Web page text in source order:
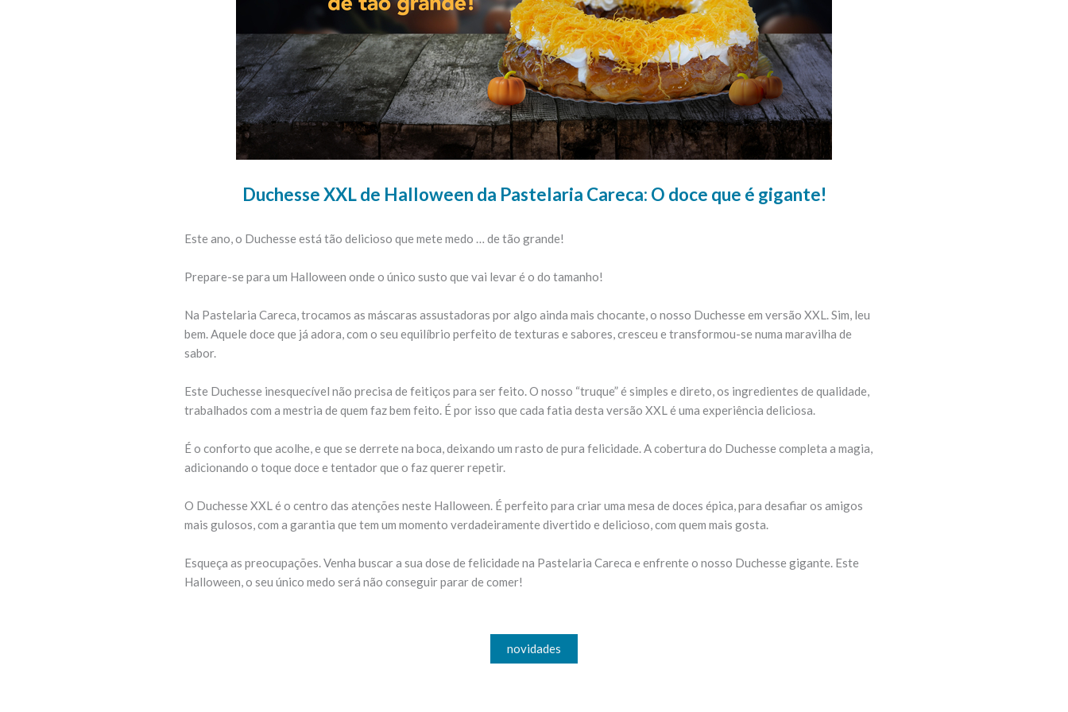
Duchesse XXL de Halloween da Pastelaria Careca: O doce que é gigante!
Este ano, o Duchesse está tão delicioso que mete medo … de tão grande!
Prepare-se para um Halloween onde o único susto que vai levar é o do tamanho!
Na Pastelaria Careca, trocamos as máscaras assustadoras por algo ainda mais chocante, o nosso Duchesse em versão XXL. Sim, leu
bem. Aquele doce que já adora, com o seu equilíbrio perfeito de texturas e sabores, cresceu e transformou-se numa maravilha de
sabor.
Este Duchesse inesquecível não precisa de feitiços para ser feito. O nosso “truque” é simples e direto, os ingredientes de qualidade,
trabalhados com a mestria de quem faz bem feito. É por isso que cada fatia desta versão XXL é uma experiência deliciosa.
É o conforto que acolhe, e que se derrete na boca, deixando um rasto de pura felicidade. A cobertura do Duchesse completa a magia,
adicionando o toque doce e tentador que o faz querer repetir.
O Duchesse XXL é o centro das atenções neste Halloween. É perfeito para criar uma mesa de doces épica, para desafiar os amigos
mais gulosos, com a garantia que tem um momento verdadeiramente divertido e delicioso, com quem mais gosta.
Esqueça as preocupações. Venha buscar a sua dose de felicidade na Pastelaria Careca e enfrente o nosso Duchesse gigante. Este
Halloween, o seu único medo será não conseguir parar de comer!
novidades